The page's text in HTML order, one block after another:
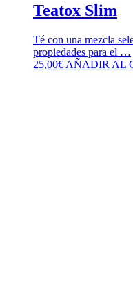
Teatox Slim
Té con una mezcla
propiedades para el …
25,00€ AÑADIR AL